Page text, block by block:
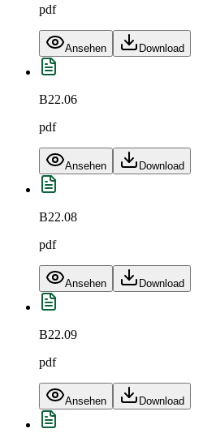
pdf
Ansehen Download
B22.06
pdf
Ansehen Download
B22.08
pdf
Ansehen Download
B22.09
pdf
Ansehen Download